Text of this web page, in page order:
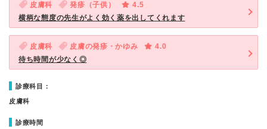
皮膚科 発疹（子供）
4.5
横柄な態度の先生がよく効く薬を出してくれます
皮膚科 皮膚の発疹・かゆみ
4.0
待ち時間が少なく◎
診療科目：
皮膚科
診療時間